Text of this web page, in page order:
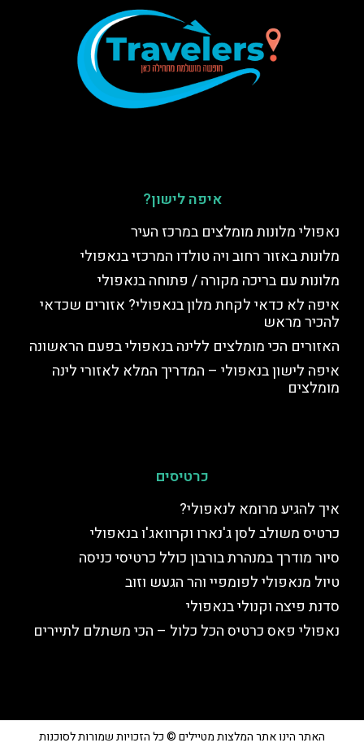
איפה לישון?
נאפולי מלונות מומלצים במרכז העיר
מלונות באזור רחוב ויה טולדו המרכזי בנאפולי
מלונות עם בריכה מקורה / פתוחה בנאפולי
איפה לא כדאי לקחת מלון בנאפולי? אזורים שכדאי
להכיר מראש
האזורים הכי מומלצים ללינה בנאפולי בפעם הראשונה
איפה לישון בנאפולי – המדריך המלא לאזורי לינה
מומלצים
כרטיסים
איך להגיע מרומא לנאפולי?
כרטיס משולב לסן ג'נארו וקרוואג'ו בנאפולי
סיור מודרך במנהרת בורבון כולל כרטיסי כניסה
טיול מנאפולי לפומפיי והר הגעש וזוב
סדנת פיצה וקנולי בנאפולי
נאפולי פאס כרטיס הכל כלול – הכי משתלם לתיירים
האתר הינו אתר המלצות מטיילים © כל הזכויות שמורות לסוכנות